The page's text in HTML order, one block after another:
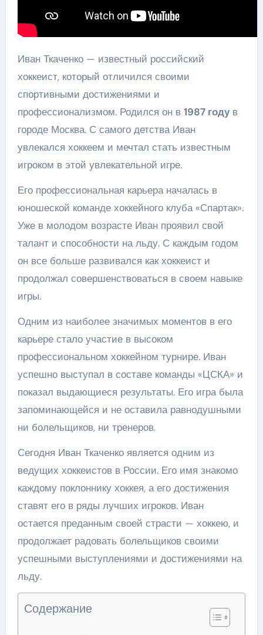
Иван Ткаченко — известный российский
хоккеист, который отличился своими
спортивными достижениями и
профессионализмом. Родился он в 1987 годув
городе Москва. С самого детства Иван
увлекался хоккеем и мечтал стать известным
игроком в этой увлекательной игре.
Его профессиональная карьера началась в
юношеской команде хоккейного клуба «Спартак».
Уже в молодом возрасте Иван проявил свой
талант и способности на льду. С каждым годом
он все больше развивался как хоккеист и
продолжал совершенствоваться в своем навыке
игры.
Одним из наиболее значимых моментов в его
карьере стало участие в высоком
профессиональном хоккейном турнире. Иван
успешно выступал в составе команды «ЦСКА» и
показал выдающиеся результаты. Его игра была
запоминающейся и не оставила равнодушными
ни болельщиков, ни тренеров.
Сегодня Иван Ткаченко является одним из
ведущих хоккеистов в России. Его имя знакомо
каждому поклоннику хоккея, а его достижения
ставят его в ряды лучших игроков. Иван
остается преданным своей страсти — хоккею, и
продолжает радовать болельщиков своими
успешными выступлениями и достижениями на
льду.
Содержание